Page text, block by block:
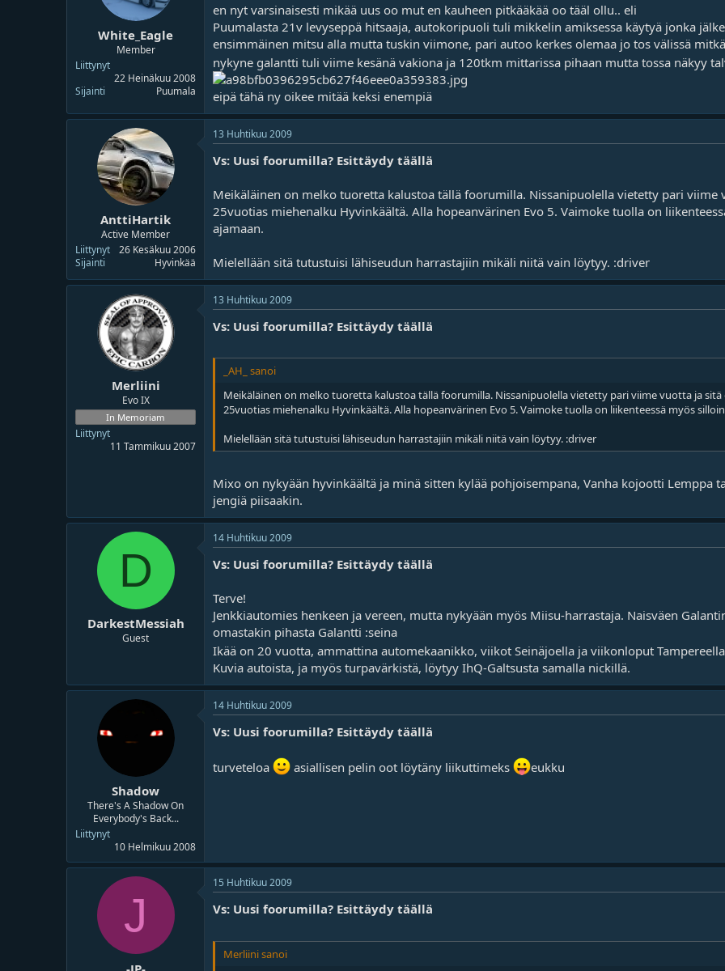
White_Eagle
Member
Liittynyt
22 Heinäkuu 2008
Sijainti
Puumala
en nyt varsinaisesti mikää uus oo mut en kauheen pitkääkää oo tääl ollu.. eli
Puumalasta 21v levyseppä hitsaaja, autokoripuoli tuli mikkelin amiksessa käytyä jonka
ensimmäinen mitsu alla mutta tuskin viimone, pari autoo kerkes olemaa jo tos välissä
nykyne galantti tuli viime kesänä vakiona ja 120tkm mittarissa pihaan mutta tossa näkyy
eipä tähä ny oikee mitää keksi enempiä
AnttiHartik
Active Member
Liittynyt
26 Kesäkuu 2006
Sijainti
Hyvinkää
13 Huhtikuu 2009
Vs: Uusi foorumilla? Esittäydy täällä
Meikäläinen on melko tuoretta kalustoa tällä foorumilla. Nissanipuolella vietetty pari viime
25vuotias miehenalku Hyvinkäältä. Alla hopeanvärinen Evo 5. Vaimoke tuolla on
ajamaan.
Mielellään sitä tutustuisi lähiseudun harrastajiin mikäli niitä vain löytyy. :driver
Merliini
Evo IX
In Memoriam
Liittynyt
11 Tammikuu 2007
13 Huhtikuu 2009
Vs: Uusi foorumilla? Esittäydy täällä
_AH_ sanoi
Meikäläinen on melko tuoretta kalustoa tällä foorumilla. Nissanipuolella vietetty pari viime vuotta ja sitä
25vuotias miehenalku Hyvinkäältä.Alla hopeanvärinen Evo 5.Vaimoke tuolla on liikenteessä myös
Mielellään sitä tutustuisi lähiseudun harrastajiin mikäli niitä vain löytyy. :driver
Mixo on nykyään hyvinkäältä ja minä sitten kylää pohjoisempana, Vanha kojootti Lemppa
jengiä piisaakin.
D
DarkestMessiah
Guest
14 Huhtikuu 2009
Vs: Uusi foorumilla? Esittäydy täällä
Terve!
Jenkkiautomies henkeen ja vereen, mutta nykyään myös Miisu-harrastaja. Naisväen
omastakin pihasta Galantti :seina
Ikää on 20 vuotta, ammattina automekaanikko, viikot Seinäjoella ja viikonloput Tampereella
Kuvia autoista, ja myös turpavärkistä, löytyy IhQ-Galtsusta samalla nickillä.
Shadow
There's A Shadow On
Everybody's Back...
Liittynyt
10 Helmikuu 2008
14 Huhtikuu 2009
Vs: Uusi foorumilla? Esittäydy täällä
turveteloa asiallisen pelin oot löytäny liikuttimeks eukku
J
15 Huhtikuu 2009
Vs: Uusi foorumilla? Esittäydy täällä
Merliini sanoi